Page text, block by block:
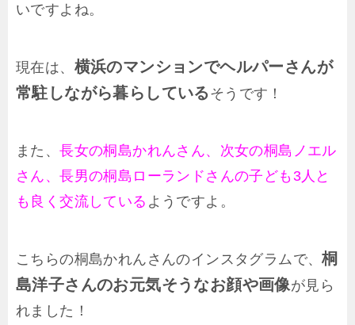
いですよね。
現在は、 横浜のマンションでヘルパーさんが
常駐しながら暮らしている そうです！
また、長女の桐島かれんさん、次女の桐島ノエル
さん、長男の桐島ローランドさんの子ども3人と
も良く交流している ようですよ。
こちらの桐島かれんさんのインスタグラムで、桐
島洋子さんのお元気そうなお顔や画像が見ら
れました！